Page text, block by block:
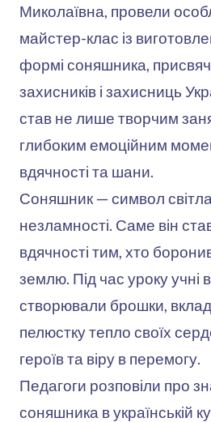
Миколаївна, провели
майстер-клас із
формі соняшника,
захисників і захисниць
став не лише творчим
глибоким емоційним
вдячності та шани.
Соняшник — символ
незламності. Саме він
вдячності тим, хто
землю. Під час уроку учні
створювали брошки,
пелюстку тепло своїх
героїв та віру в перемогу.
Педагоги розповіли про
соняшника в українській